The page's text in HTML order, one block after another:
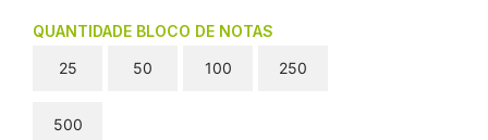
QUANTIDADE BLOCO DE NOTAS
25
50 100 250
500